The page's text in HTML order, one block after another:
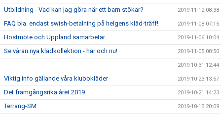
Utbildning - Vad kan jag göra när ett barn stökar? 2019-11-12 08:38
FAQ bla. endast swish-betalning på helgens kläd-träff! 2019-11-08 07:15
Höstmöte och Uppland samarbetar 2019-11-06 10:04
Se våran nya klädkollektion - här och nu! 2019-11-05 08:50
2019-10-31 12:44
Viktig info gällande våra klubbkläder 2019-10-23 13:57
Det framgångsrika året 2019 2019-10-21 14:23
Terräng-SM 2019-10-13 20:09